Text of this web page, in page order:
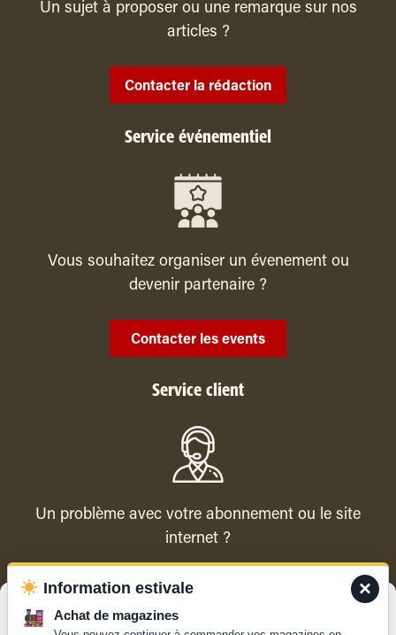
Un sujet à proposer ou une remarque sur nos
articles ?
Contacter la rédaction
Service événementiel
Vous souhaitez organiser un évenement ou
devenir partenaire ?
Contacter les events
Service client
Un problème avec votre abonnement ou le site
internet ?
Contacter le service client ×
Information estivale
Achat de magazines